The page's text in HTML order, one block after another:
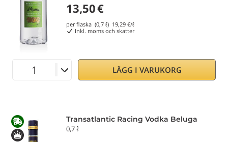
13,50€
per flaska (0,7 ℓ) 19,29 €/ℓ
Inkl. moms och skatter
LÄGG I VARUKORG
Transatlantic Racing Vodka Beluga
0,7 ℓ